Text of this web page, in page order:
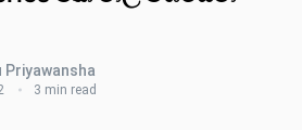
Priyawansha
3 min read